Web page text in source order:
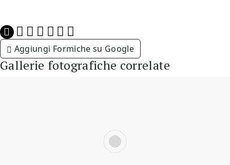
Aggiungi Formiche su Google
Gallerie fotografiche correlate